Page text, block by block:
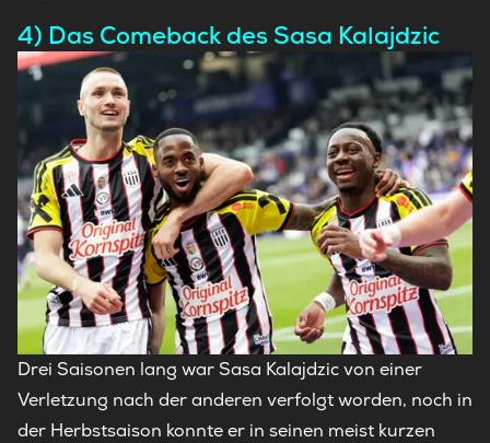
4) Das Comeback des Sasa Kalajdzic
Drei Saisonen lang war Sasa Kalajdzic von einer
Verletzung nach der anderen verfolgt worden, noch in
der Herbstsaison konnte er in seinen meist kurzen